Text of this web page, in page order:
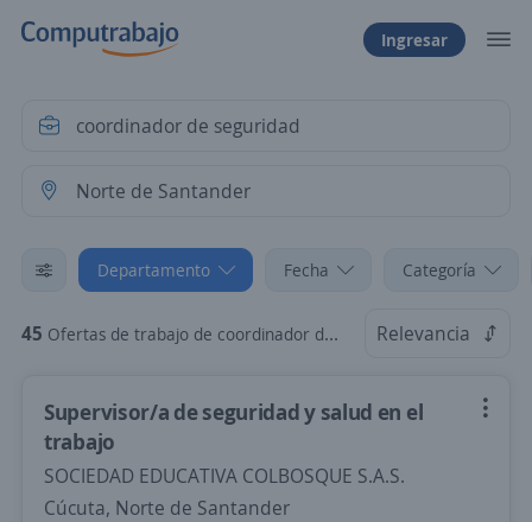
Ingresar
Departamento Fecha Categoría
45 Ofertas de trabajo de coordinador de seguridad en Norte de Santander Relevancia
Supervisor/a de seguridad y salud en el
trabajo
SOCIEDAD EDUCATIVA COLBOSQUE S.A.S.
Cúcuta, Norte de Santander